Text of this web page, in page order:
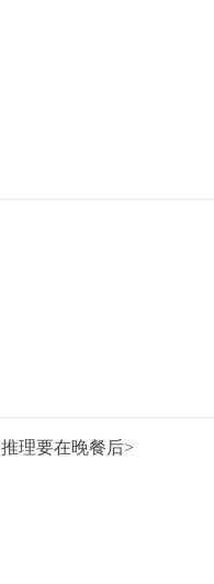
新 謎解きはディナーのあとで <新 推理要在晚餐后>